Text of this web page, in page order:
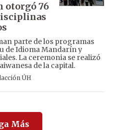
otorgó 76
parte de los programas
de Idioma Mandarín y
La ceremonia se realizó
de la capital.
ÚH
Más